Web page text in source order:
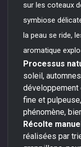
sur les coteaux
symbiose
la peau se ride,
aromatique
Processus
soleil,
développement
fine et
phénomène,
Récolte
réalisées par